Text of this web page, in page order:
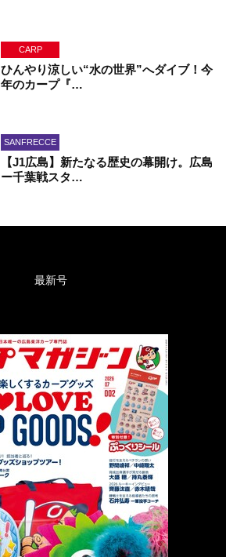
CARP
ひんやり涼しい“水の世界”へダイブ！今
年のカープ『…
SANFRECCE
【J1広島】新たなる歴史の幕開け。広島
ー千葉戦スタ…
最新号